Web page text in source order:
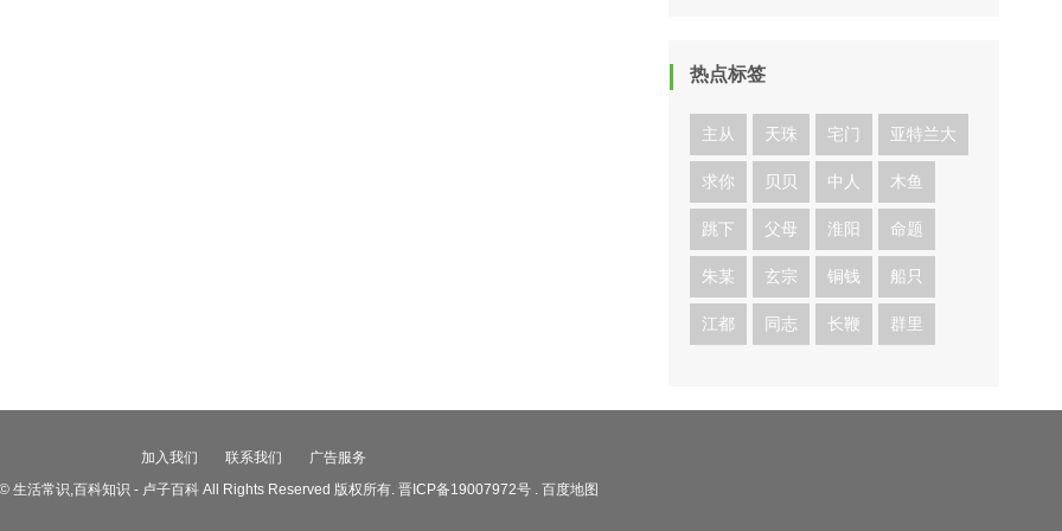
热点标签
主从 天珠 宅门 亚特兰大
求你 贝贝 中人 木鱼
跳下 父母 淮阳 命题
朱某 玄宗 铜钱 船只
江都 同志 长鞭 群里
加入我们 联系我们
广告服务
生活常识,百科知识 - 卢子百科 All Rights Reserved 版权所有. 晋ICP备19007972号 . 百度地图